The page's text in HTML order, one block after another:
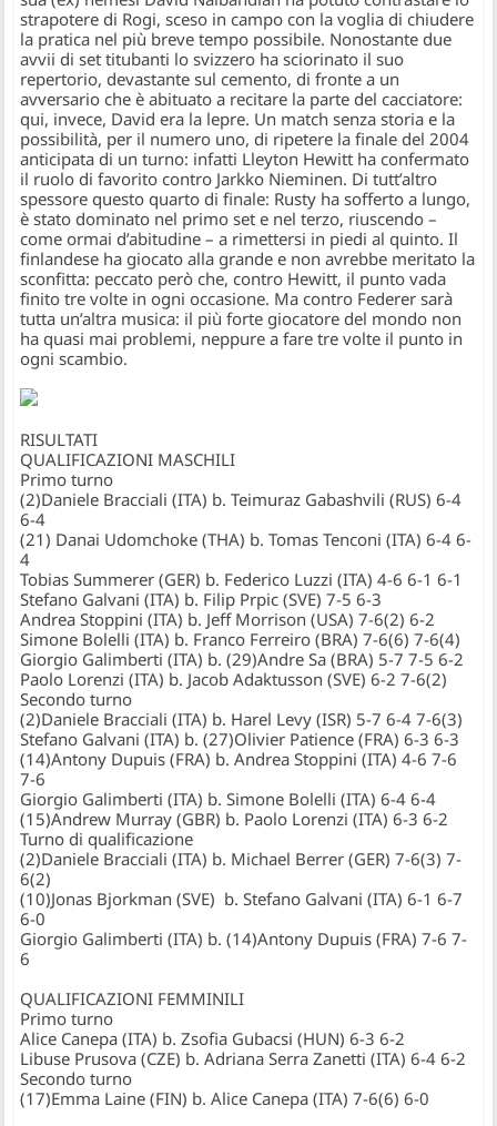
strapotere di Rogi, sceso in campo con la voglia di chiudere
la pratica nel più breve tempo possibile. Nonostante due
avvii di set titubanti lo svizzero ha sciorinato il suo
repertorio, devastante sul cemento, di fronte a un
avversario che è abituato a recitare la parte del cacciatore:
qui, invece, David era la lepre. Un match senza storia e la
possibilità, per il numero uno, di ripetere la finale del 2004
anticipata di un turno: infatti Lleyton Hewitt ha confermato
il ruolo di favorito contro Jarkko Nieminen. Di tutt’altro
spessore questo quarto di finale: Rusty ha sofferto a lungo,
è stato dominato nel primo set e nel terzo, riuscendo –
come ormai d’abitudine – a rimettersi in piedi al quinto. Il
finlandese ha giocato alla grande e non avrebbe meritato la
sconfitta: peccato però che, contro Hewitt, il punto vada
finito tre volte in ogni occasione. Ma contro Federer sarà
tutta un’altra musica: il più forte giocatore del mondo non
ha quasi mai problemi, neppure a fare tre volte il punto in
ogni scambio.
RISULTATI
QUALIFICAZIONI MASCHILI
Primo turno
(2)Daniele Bracciali (ITA) b. Teimuraz Gabashvili (RUS) 6-4
6-4
(21) Danai Udomchoke (THA) b. Tomas Tenconi (ITA) 6-4 6-
4
Tobias Summerer (GER) b. Federico Luzzi (ITA) 4-6 6-1 6-1
Stefano Galvani (ITA) b. Filip Prpic (SVE) 7-5 6-3
Andrea Stoppini (ITA) b. Jeff Morrison (USA) 7-6(2) 6-2
Simone Bolelli (ITA) b. Franco Ferreiro (BRA) 7-6(6) 7-6(4)
Giorgio Galimberti (ITA) b. (29)Andre Sa (BRA) 5-7 7-5 6-2
Paolo Lorenzi (ITA) b. Jacob Adaktusson (SVE) 6-2 7-6(2)
Secondo turno
(2)Daniele Bracciali (ITA) b. Harel Levy (ISR) 5-7 6-4 7-6(3)
Stefano Galvani (ITA) b. (27)Olivier Patience (FRA) 6-3 6-3
(14)Antony Dupuis (FRA) b. Andrea Stoppini (ITA) 4-6 7-6
7-6
Giorgio Galimberti (ITA) b. Simone Bolelli (ITA) 6-4 6-4
(15)Andrew Murray (GBR) b. Paolo Lorenzi (ITA) 6-3 6-2
Turno di qualificazione
(2)Daniele Bracciali (ITA) b. Michael Berrer (GER) 7-6(3) 7-
6(2)
(10)Jonas Bjorkman (SVE) b. Stefano Galvani (ITA) 6-1 6-7
6-0
Giorgio Galimberti (ITA) b. (14)Antony Dupuis (FRA) 7-6 7-
6
QUALIFICAZIONI FEMMINILI
Primo turno
Alice Canepa (ITA) b. Zsofia Gubacsi (HUN) 6-3 6-2
Libuse Prusova (CZE) b. Adriana Serra Zanetti (ITA) 6-4 6-2
Secondo turno
(17)Emma Laine (FIN) b. Alice Canepa (ITA) 7-6(6) 6-0